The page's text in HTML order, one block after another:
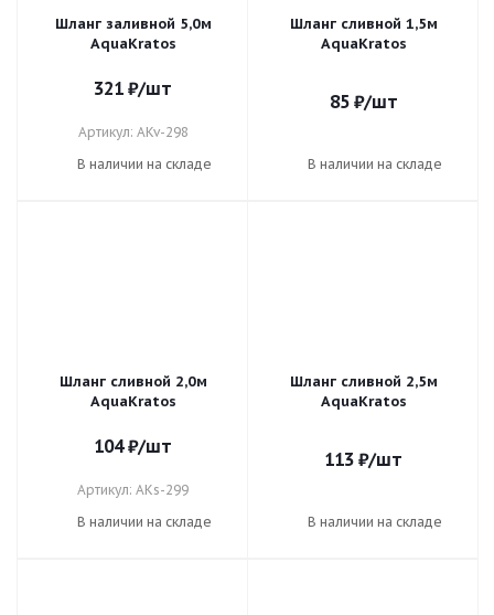
Шланг заливной 5,0м
AquaKratos
321 ₽/шт
Артикул: AKv-298
В наличии на складе
Шланг сливной 1,5м
AquaKratos
85₽/шт
В наличии на складе
Шланг сливной 2,0м
AquaKratos
104₽/шт
Артикул: AKs-299
В наличии на складе
Шланг сливной 2,5м
AquaKratos
113 ₽/шт
В наличии на складе